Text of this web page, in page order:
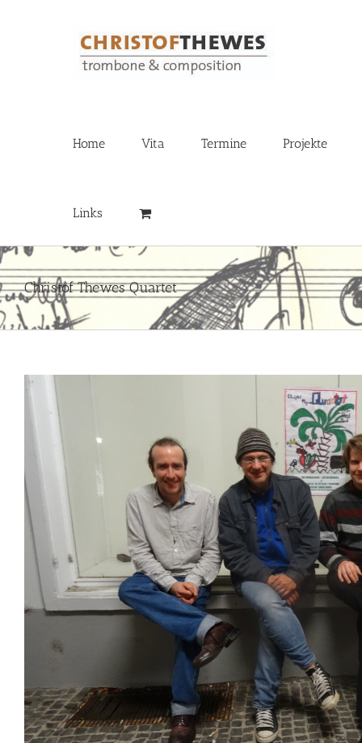
Home Vita Termine Projekte
Links
Christof Thewes Quartet